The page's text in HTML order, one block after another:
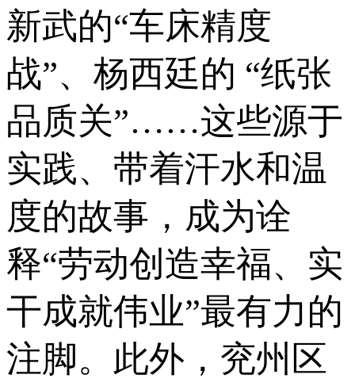
新武的“车床精度
战”、杨西廷的 “纸张
品质关”……这些源于
实践、带着汗水和温
度的故事，成为诠
释“劳动创造幸福、实
干成就伟业”最有力的
注脚。此外，兖州区